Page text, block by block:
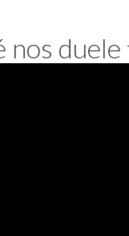
nos